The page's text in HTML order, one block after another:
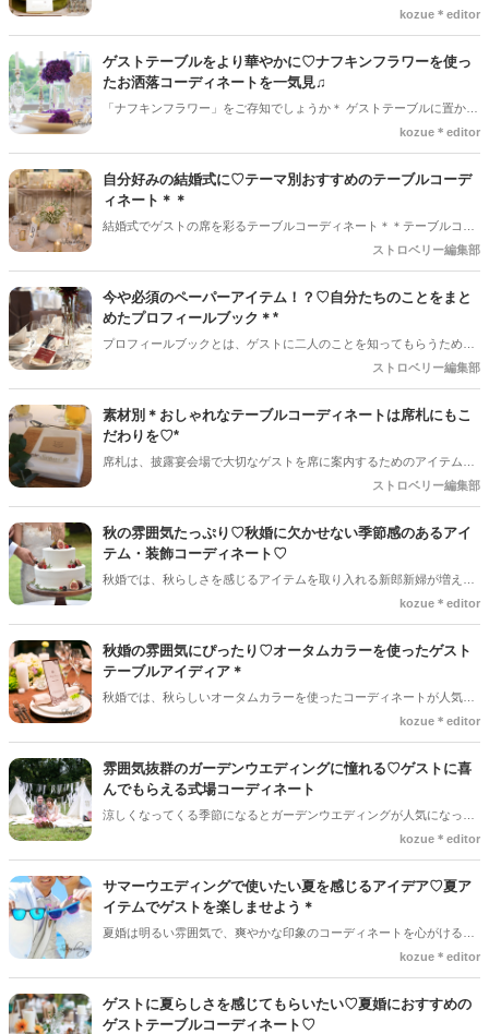
のはご存知でしょうか＊トーションとも呼ばれますが、プランナーか
出の一つです。ゲストテーブルがより華やかになるテーブルナプキン
の折り方&飾り方のアイデアをご紹介します♪
kozue＊editor
ゲストテーブルをより華やかに♡ナフキンフラワーを使っ
たお洒落コーディネートを一気見♫
「ナフキンフラワー」をご存知でしょうか＊ ゲストテーブルに置かれ
るお花のことで「トーションフラワー」とも呼ばれています。 「幸せ
見た目も華やかになり、ゲストにも喜ばれる装飾です！ この記事で
は、素敵なナフキンフラワーのテーブルコーディネートをご紹介しま
す♫
kozue＊editor
自分好みの結婚式に♡テーマ別おすすめのテーブルコーデ
ィネート＊＊
結婚式でゲストの席を彩るテーブルコーディネート＊＊テーブルコー
ディネートは装花やテーブルクロスによって自由に雰囲気を変えられ
で悩んでしまう花嫁さんも多いはず！
ストロベリー編集部
今や必須のペーパーアイテム！？♡自分たちのことをまと
めたプロフィールブック＊*
プロフィールブックとは、ゲストに二人のことを知ってもらうための
ペーパーアイテムです＊絶対に必要というアイテムではありません
ゲストを待たせてしまう…そんな時にウェルカムスペースにプロフィ
ールブックがあると待ち時間を盛り上げることができます。
ストロベリー編集部
素材別＊おしゃれなテーブルコーディネートは席札にもこ
だわりを♡*
席札は、披露宴会場で大切なゲストを席に案内するためのアイテムの
ことです。席札には、ゲストの名前を書いて、各テーブルに目印とし
ストロベリー編集部
秋の雰囲気たっぷり♡秋婚に欠かせない季節感のあるアイ
テム・装飾コーディネート♡
秋婚では、秋らしさを感じるアイテムを取り入れる新郎新婦が増えて
きます。 高砂はもちろん、ゲストテーブルやウエディングケーキ、花
囲気を秋いっぱいにすることができます＊この記事では、秋アイテム
を使った秋らしさ満点の装飾コーディネートをご紹介します♡
kozue＊editor
秋婚の雰囲気にぴったり♡オータムカラーを使ったゲスト
テーブルアイディア＊
秋婚では、秋らしいオータムカラーを使ったコーディネートが人気で
す。 この記事では、オータムカラーを使ったテーブルコーディネート
kozue＊editor
雰囲気抜群のガーデンウエディングに憧れる♡ゲストに喜
んでもらえる式場コーディネート
涼しくなってくる季節になるとガーデンウエディングが人気になって
きます。 日差しが柔らかい春や秋に人気のウエディングスタイルで、
ディングの式場コーディネートは、会場内の装飾とは違い、ナチュラ
ル寄りなコーディネートが多いです。 外ならではのアイテムを活かし
たコーディネートもあり、式場内とは違った雰囲気を楽しむことがで
きます◎ そんなガーデンウエディングの素敵なコーディネートをご紹
kozue＊editor
サマーウエディングで使いたい夏を感じるアイデア♡夏ア
イテムでゲストを楽しませよう＊
夏婚は明るい雰囲気で、爽やかな印象のコーディネートを心がける新
郎新婦が多く、ゲストも夏らしい雰囲気にテンションが上がる人がほ
るのか、涼しさを感じられるようなアイテムなど夏婚にぴったりなア
イデアをご紹介♪
kozue＊editor
ゲストに夏らしさを感じてもらいたい♡夏婚におすすめの
ゲストテーブルコーディネート♡